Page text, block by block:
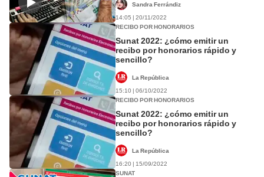
Sandra Ferrándiz
14:05 | 20/11/2022
RECIBO POR HONORARIOS
Sunat 2022: ¿cómo emitir un
recibo por honorarios rápido y
sencillo?
La República
15:10 | 06/10/2022
RECIBO POR HONORARIOS
Sunat 2022: ¿cómo emitir un
recibo por honorarios rápido y
sencillo?
La República
16:20 | 15/09/2022
SUNAT